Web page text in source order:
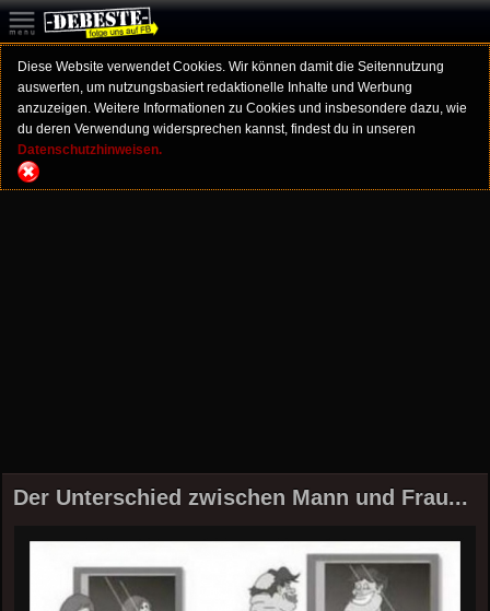
Diese Website verwendet Cookies. Wir können damit die Seitennutzung
auswerten, um nutzungsbasiert redaktionelle Inhalte und Werbung
anzuzeigen. Weitere Informationen zu Cookies und insbesondere dazu, wie
du deren Verwendung widersprechen kannst, findest du in unseren
Datenschutzhinweisen.
Der Unterschied zwischen Mann und Frau...